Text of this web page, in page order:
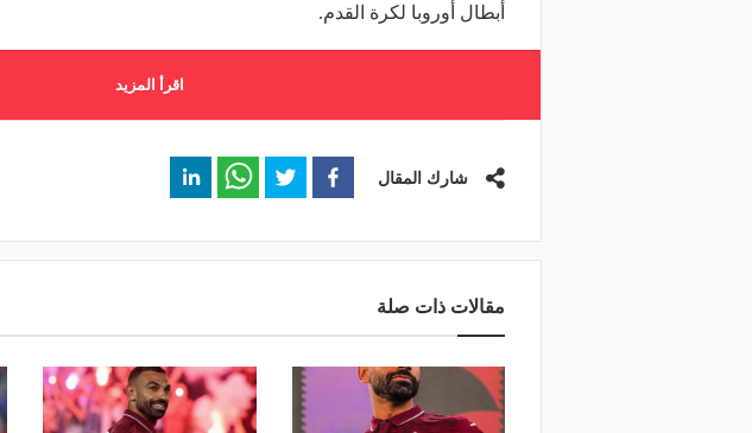
أبطال أوروبا لكرة القدم.
اقرأ المزيد
شارك المقال
مقالات ذات صلة